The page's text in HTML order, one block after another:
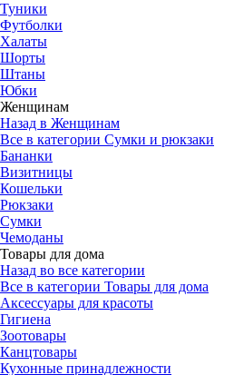
Туники
Футболки
Халаты
Шорты
Штаны
Юбки
Женщинам
Назад в Женщинам
Все в категории Сумки и рюкзаки
Бананки
Визитницы
Кошельки
Рюкзаки
Сумки
Чемоданы
Товары для дома
Назад во все категории
Все в категории Товары для дома
Аксессуары для красоты
Гигиена
Зоотовары
Канцтовары
Кухонные принадлежности